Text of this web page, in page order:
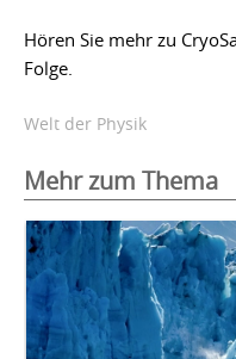
Hören Sie mehr zu
Folge.
Welt der Physik
Mehr zum Thema